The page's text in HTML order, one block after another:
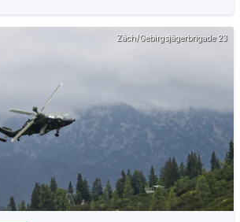
Zäch/Gebirgsjägerbrigade 23